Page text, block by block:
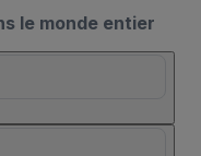
le monde entier